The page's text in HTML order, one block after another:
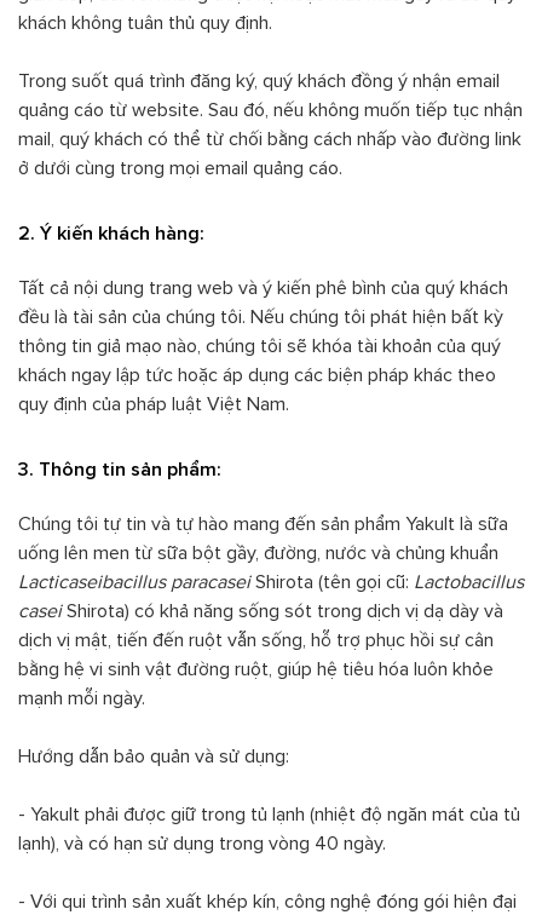
khách không tuân thủ quy định.
Trong suốt quá trình đăng ký, quý khách đồng ý nhận email
quảng cáo từ website. Sau đó, nếu không muốn tiếp tục nhận
mail, quý khách có thể từ chối bằng cách nhấp vào đường link
ở dưới cùng trong mọi email quảng cáo.
2. Ý kiến khách hàng:
Tất cả nội dung trang web và ý kiến phê bình của quý khách
đều là tài sản của chúng tôi. Nếu chúng tôi phát hiện bất kỳ
thông tin giả mạo nào, chúng tôi sẽ khóa tài khoản của quý
khách ngay lập tức hoặc áp dụng các biện pháp khác theo
quy định của pháp luật Việt Nam.
3. Thông tin sản phẩm:
Chúng tôi tự tin và tự hào mang đến sản phẩm Yakult là sữa
uống lên men từ sữa bột gầy, đường, nước và chủng khuẩn
Lacticaseibacillus paracaseiShirota (tên gọi cũ: Lactobacillus
caseiShirota) có khả năng sống sót trong dịch vị dạ dày và
dịch vị mật, tiến đến ruột vẫn sống, hỗ trợ phục hồi sự cân
bằng hệ vi sinh vật đường ruột, giúp hệ tiêu hóa luôn khỏe
mạnh mỗi ngày.
Hướng dẫn bảo quản và sử dụng:
- Yakult phải được giữ trong tủ lạnh (nhiệt độ ngăn mát của tủ
lạnh), và có hạn sử dụng trong vòng 40 ngày.
- Với qui trình sản xuất khép kín, công nghệ đóng gói hiện đại